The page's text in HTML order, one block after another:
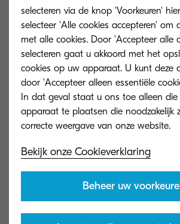
55000c gearriveerd om impact te
grafische kunst met Kyocera’s
inkjetkoptechnologie. Onze reis in
spannend en drupa zal dé plek
ontdekken wat we in petto
selecteren via de knop 'Voorkeuren'
selecteer 'Alle cookies accepteren' om
met alle cookies. Door 'Accepteer alle
selecteren gaat u akkoord met het
cookies op uw apparaat. U kunt deze
door 'Accepteer alleen essentiële
In dat geval staat u ons toe alleen
apparaat te plaatsen die noodzakelijk
Bekijk onze Cookieverklaring
Beheer uw